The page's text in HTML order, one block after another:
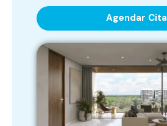
Agendar Cita